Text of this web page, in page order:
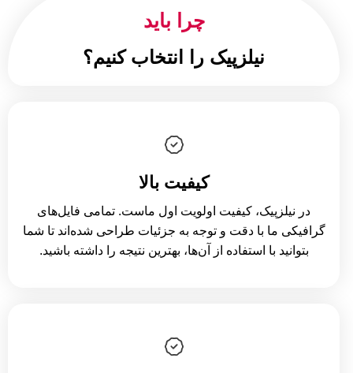
چرا باید
نیلزپیک را انتخاب کنیم؟
کیفیت بالا
در نیلزپیک، کیفیت اولویت اول ماست. تمامی فایل‌های
گرافیکی ما با دقت و توجه به جزئیات طراحی شده‌اند تا شما
بتوانید با استفاده از آن‌ها، بهترین نتیجه را داشته باشید.